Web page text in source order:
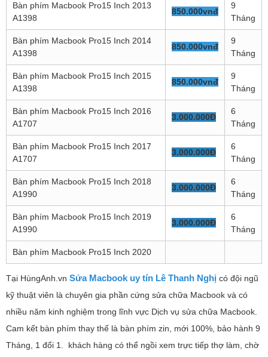
Bàn phím Macbook Pro15 Inch 2013
A1398
850.000vnđ
9
Tháng
Bàn phím Macbook Pro15 Inch 2014
A1398
850.000vnđ
9
Tháng
Bàn phím Macbook Pro15 Inch 2015
A1398
850.000vnđ
9
Tháng
Bàn phím Macbook Pro15 Inch 2016
A1707
3.000.000Đ
6
Tháng
Bàn phím Macbook Pro15 Inch 2017
A1707
3.000.000Đ
6
Tháng
Bàn phím Macbook Pro15 Inch 2018
A1990
3.000.000Đ
6
Tháng
Bàn phím Macbook Pro15 Inch 2019
A1990
3.000.000Đ
6
Tháng
Bàn phím Macbook Pro15 Inch 2020
Tại HùngAnh.vn Sửa Macbook uy tín Lê Thanh Nghị có đội ngũ
kỹ thuật viên là chuyên gia phần cứng sửa chữa Macbook và có
nhiều năm kinh nghiệm trong lĩnh vực Dịch vụ sửa chữa Macbook.
Cam kết bàn phím thay thế là bàn phím zin, mới 100%, bảo hành 9
Tháng, 1 đổi 1. khách hàng có thể ngồi xem trực tiếp thợ làm, chờ